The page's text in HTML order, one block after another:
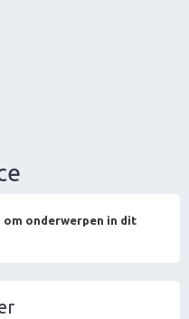
onderwerpen in dit